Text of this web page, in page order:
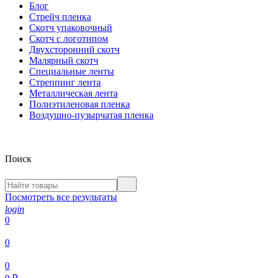
Блог
Стрейч пленка
Скотч упаковочный
Скотч с логотипом
Двухсторонний скотч
Малярный скотч
Специальные ленты
Стреппинг лента
Металлическая лента
Полиэтиленовая пленка
Воздушно-пузырчатая пленка
Поиск
Посмотреть все результаты
login
0
0
0